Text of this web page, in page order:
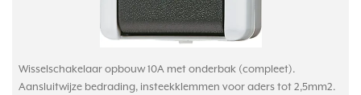
Wisselschakelaar opbouw 10A met onderbak (compleet).
Aansluitwijze bedrading, insteekklemmen voor aders tot 2,5mm2.